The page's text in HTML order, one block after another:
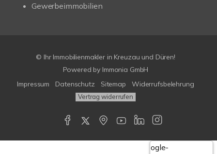
Gewerbeimmobilien
© Ihr Immobilienmakler in Kreuzau und Düren!
Powered by Immonia GmbH
Impressum
Datenschutz Sitemap Widerrufsbelehrung
Vertrag widerrufen
Google-